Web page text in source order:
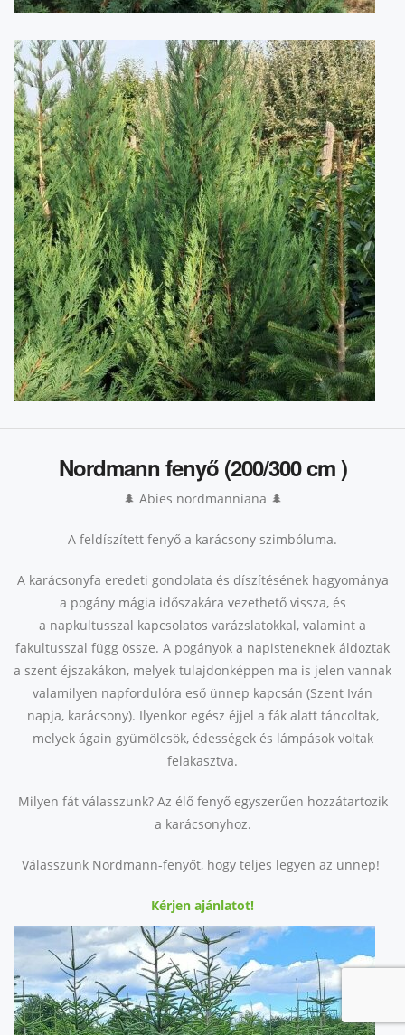
Nordmann fenyő (200/300 cm )
🌲 Abies nordmanniana 🌲
A feldíszített fenyő a karácsony szimbóluma.
A karácsonyfa eredeti gondolata és díszítésének hagyománya
a pogány mágia időszakára vezethető vissza, és
a napkultusszal kapcsolatos varázslatokkal, valamint a
fakultusszal függ össze. A pogányok a napisteneknek áldoztak
a szent éjszakákon, melyek tulajdonképpen ma is jelen vannak
valamilyen napfordulóra eső ünnep kapcsán (Szent Iván
napja, karácsony). Ilyenkor egész éjjel a fák alatt táncoltak,
melyek ágain gyümölcsök, édességek és lámpások voltak
felakasztva.
Milyen fát válasszunk? Az élő fenyő egyszerűen hozzátartozik
a karácsonyhoz.
Válasszunk Nordmann-fenyőt, hogy teljes legyen az ünnep!
Kérjen ajánlatot!